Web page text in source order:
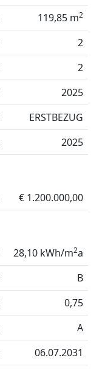
119,85 m2
2
2
2025
ERSTBEZUG
2025
€ 1.200.000,00
28,10 kWh/m2a
B
0,75
A
06.07.2031